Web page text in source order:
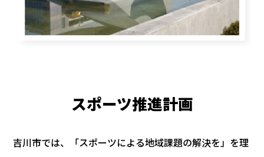
スポーツ推進計画
吉川市では、「スポーツによる地域課題の解決を」を理